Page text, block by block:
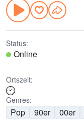
Status:
Online
Ortszeit:
Genres:
Pop 90er 00er